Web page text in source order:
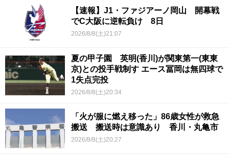
【速報】J1・ファジアーノ岡山 開幕戦
でC大阪に逆転負け 8日
2026/8/8(土)21:07
夏の甲子園 英明(香川)が関東第一(東東
京)との投手戦制す エース冨岡は無四球で
1失点完投
2026/8/8(土)20:34
「火が服に燃え移った」86歳女性が救急
搬送 搬送時は意識あり 香川・丸亀市
2026/8/8(土)20:27